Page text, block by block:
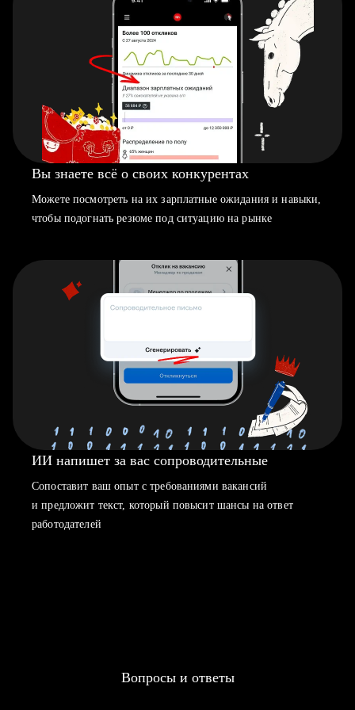
Вы знаете всё о своих конкурентах
Можете посмотреть на их зарплатные ожидания и навыки,
чтобы подогнать резюме под ситуацию на рынке
ИИ напишет за вас сопроводительные
Сопоставит ваш опыт с требованиями вакансий
и предложит текст, который повысит шансы на ответ
работодателей
Вопросы и ответы